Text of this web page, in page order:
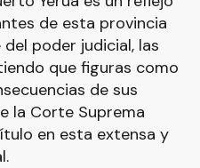
de esta provincia
poder judicial, las
que figuras como
de sus
la Corte Suprema
en esta extensa y